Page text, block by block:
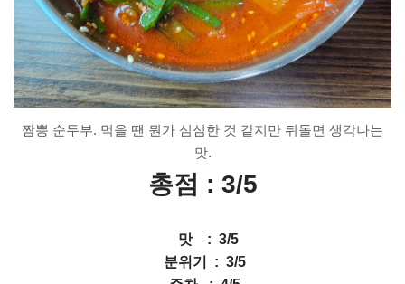
짬뽕 순두부. 먹을 땐 뭔가 심심한 것 같지만 뒤돌면 생각나는
맛.
총점 : 3/5
맛 : 3/5
분위기 : 3/5